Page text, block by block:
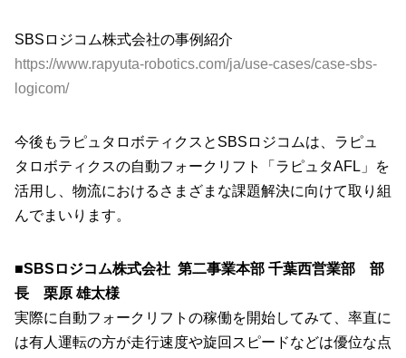
SBSロジコム株式会社の事例紹介
https://www.rapyuta-robotics.com/ja/use-cases/case-sbs-
logicom/
今後もラピュタロボティクスとSBSロジコムは、ラピュ
タロボティクスの自動フォークリフト「ラピュタAFL」を
活用し、物流におけるさまざまな課題解決に向けて取り組
んでまいります。
■SBSロジコム株式会社 第二事業本部 千葉西営業部 部
長 栗原 雄太様
実際に自動フォークリフトの稼働を開始してみて、率直に
は有人運転の方が走行速度や旋回スピードなどは優位な点